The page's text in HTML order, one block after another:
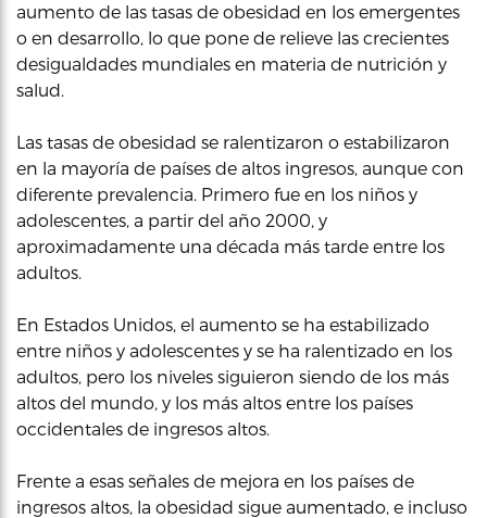
aumento de las tasas de obesidad en los emergentes
o en desarrollo, lo que pone de relieve las crecientes
desigualdades mundiales en materia de nutrición y
salud.
Las tasas de obesidad se ralentizaron o estabilizaron
en la mayoría de países de altos ingresos, aunque con
diferente prevalencia. Primero fue en los niños y
adolescentes, a partir del año 2000, y
aproximadamente una década más tarde entre los
adultos.
En Estados Unidos, el aumento se ha estabilizado
entre niños y adolescentes y se ha ralentizado en los
adultos, pero los niveles siguieron siendo de los más
altos del mundo, y los más altos entre los países
occidentales de ingresos altos.
Frente a esas señales de mejora en los países de
ingresos altos, la obesidad sigue aumentado, e incluso